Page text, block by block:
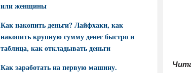
или женщины
Как накопить деньги? Лайфхаки, как
накопить крупную сумму денег быстро и
таблица, как откладывать деньги
Как заработать на первую машину.